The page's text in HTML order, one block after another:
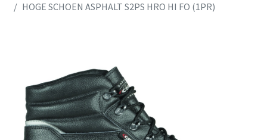
HOGE SCHOEN ASPHALT S2PS HRO HI FO (1PR)